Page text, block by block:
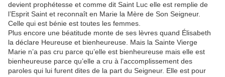
devient prophétesse et comme dit Saint Luc elle est remplie de
l’Esprit Saint et reconnaît en Marie la Mère de Son Seigneur.
Celle qui est bénie est toutes les femmes.
Plus encore une béatitude monte de ses lèvres quand Élisabeth
la déclare Heureuse et bienheureuse. Mais la Sainte Vierge
Marie n’a pas cru parce qu’elle est bienheureuse mais elle est
bienheureuse parce qu’elle a cru à l’accomplissement des
paroles qui lui furent dites de la part du Seigneur. Elle est pour